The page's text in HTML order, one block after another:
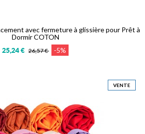
avec fermeture à glissière pour Prêt à
Dormir COTON
25,24 € 26,57 € -5%
VENTE